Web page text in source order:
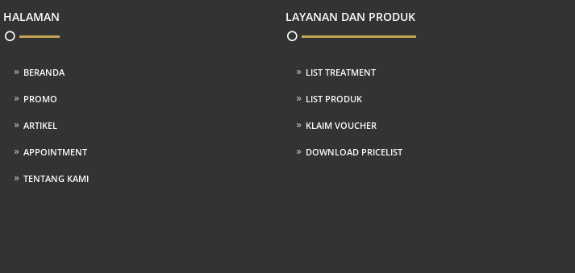
HALAMAN
BERANDA
PROMO
ARTIKEL
APPOINTMENT
TENTANG KAMI
LAYANAN DAN PRODUK
LIST TREATMENT
LIST PRODUK
KLAIM VOUCHER
DOWNLOAD PRICELIST